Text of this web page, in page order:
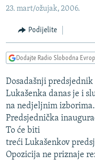
na
navigaciju
Pređite
na
pretragu
KOSOVO
CRNA GORA
VIZUELNO
VIDEO
FOTOGALERIJE
INFOGRAFIKE
PODCASTI
RAT U UKRAJINI
KINA NA BALKANU
RSE PRIČE IZ SVIJETA
ISPRIČAJ MI
DNEVNO@RSE
23. mart/ožujak, 2006.
Podijelite
Dodajte Radio Slobodna
Dosadašnji
Lukašenka danas je i
na nedjeljnim izborima.
Predsjednička
To će biti
treći Lukašenkov
Opozicija ne priznaje